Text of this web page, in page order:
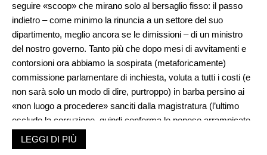
seguire «scoop» che mirano solo al bersaglio fisso: il passo
indietro – come minimo la rinuncia a un settore del suo
dipartimento, meglio ancora se le dimissioni – di un ministro
del nostro governo. Tanto più che dopo mesi di avvitamenti e
contorsioni ora abbiamo la sospirata (metaforicamente)
commissione parlamentare di inchiesta, voluta a tutti i costi (e
non sarà solo un modo di dire, purtroppo) in barba persino ai
«non luogo a procedere» sanciti dalla magistratura (l’ultimo
esclude la corruzione, quindi conferma le penose arrampicate
sui vetri di chi pesca nel torbido). Simili avvenimenti, senza
fare troppa dietrologia, ed evitando di riesumare analoghe
LEGGI DI PIÙ